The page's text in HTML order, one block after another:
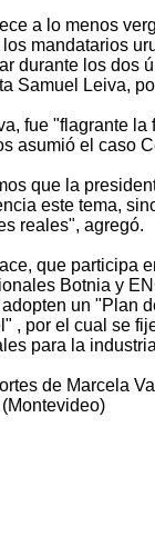
a lo menos
mandatarios
durante los dos
Samuel Leiva,
fue "flagrante
asumió el caso
que la
este tema,
reales", agregó.
que participa
Botnia y
un "Plan
, por el cual se
para la
de Marcela